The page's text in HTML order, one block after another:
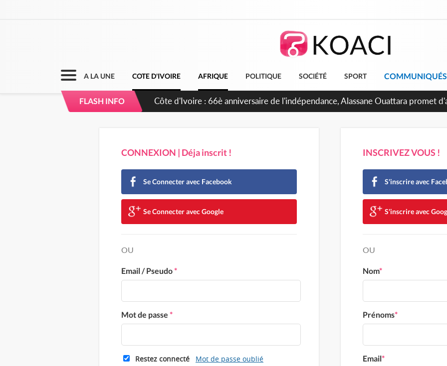
A LA UNE COTE D'IVOIRE AFRIQUE POLITIQUE SOCIÉTÉ SPORT COMMUNIQUÉS
FLASH INFO
CONNEXION | Déja inscrit !
Se Connecter avec Facebook
Se Connecter avec Google
OU
Email / Pseudo*
Mot de passe *
Restez connecté Mot de passe oublié
INSCRIVEZ VOUS !
S'inscrire avec
S'inscrire avec
OU
Nom*
Prénoms*
Email*